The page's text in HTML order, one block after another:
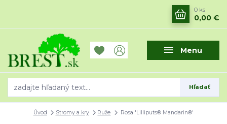
Menu
Hľadať
0 ks
0,00 €
Úvod Stromy a kry Ruže Rosa 'Lilliputs® Mandarin®'